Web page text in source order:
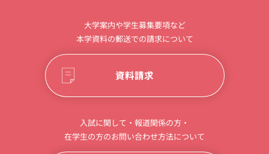
大学案内や学生募集要項など
本学資料の郵送での請求について
資料請求
入試に関して・報道関係の方・
在学生の方のお問い合わせ方法について